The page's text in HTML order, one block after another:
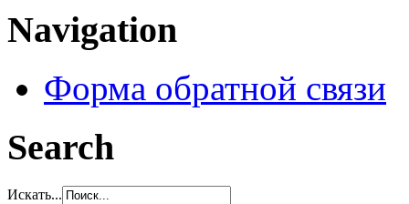
Navigation
Форма обратной связи
Search
Искать...